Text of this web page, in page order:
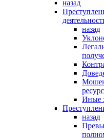
назад
назад
Иные
назад